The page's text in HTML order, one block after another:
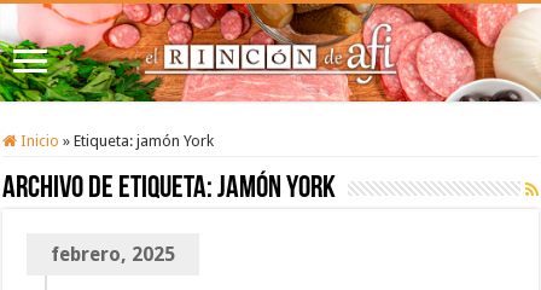
Inicio » Etiqueta:jamón York
Archivo de etiqueta:jamón York
febrero, 2025